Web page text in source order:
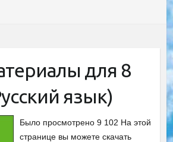
для 8
язык)
Было просмотрено 9 102 На этой
странице вы можете скачать